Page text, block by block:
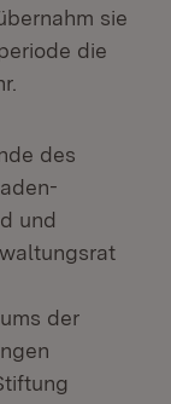
sie
die
des
und
der